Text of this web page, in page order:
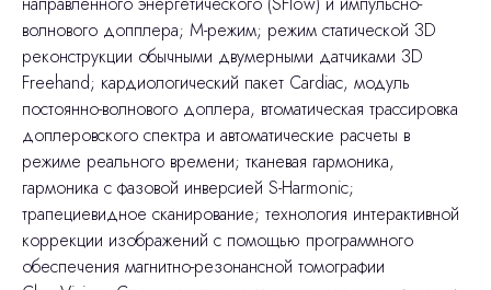
волнового допплера; М-режим; режим статической 3D
реконструкции обычными двумерными датчиками 3D
Freehand; кардиологический пакет Cardiac, модуль
постоянно-волнового доплера, втоматическая трассировка
доплеровского спектра и автоматические расчеты в
режиме реального времени; тканевая гармоника,
гармоника с фазовой инверсией S-Harmonic;
трапециевидное сканирование; технология интерактивной
коррекции изображений с помощью программного
обеспечения магнитно-резонансной томографии